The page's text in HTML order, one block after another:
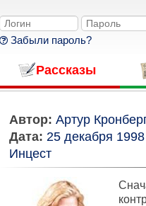
Забыли пароль?
Рассказы
Автор: Артур
Дата: 25 декабря 1998
Инцест